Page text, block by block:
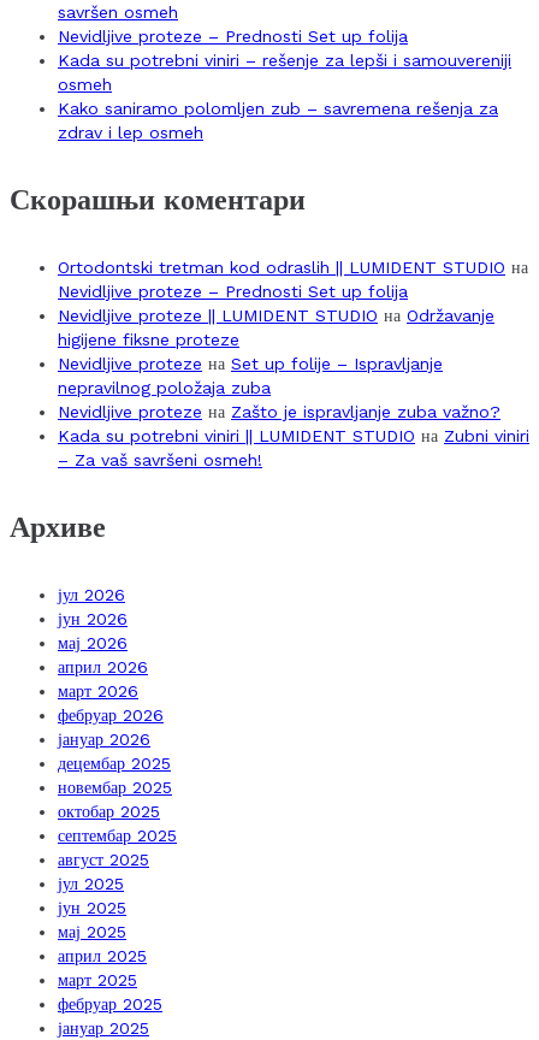
savršen osmeh
Nevidljive proteze – Prednosti Set up folija
Kada su potrebni viniri – rešenje za lepši i samouvereniji
osmeh
Kako saniramo polomljen zub – savremena rešenja za
zdrav i lep osmeh
Скорашњи коментари
Ortodontski tretman kod odraslih || LUMIDENT STUDIO на
Nevidljive proteze – Prednosti Set up folija
Nevidljive proteze || LUMIDENT STUDIO на Održavanje
higijene fiksne proteze
Nevidljive proteze на Set up folije – Ispravljanje
nepravilnog položaja zuba
Nevidljive proteze на Zašto je ispravljanje zuba važno?
Kada su potrebni viniri || LUMIDENT STUDIO на Zubni viniri
– Za vaš savršeni osmeh!
Архиве
јул 2026
јун 2026
мај 2026
април 2026
март 2026
фебруар 2026
јануар 2026
децембар 2025
новембар 2025
октобар 2025
септембар 2025
август 2025
јул 2025
јун 2025
мај 2025
април 2025
март 2025
фебруар 2025
јануар 2025